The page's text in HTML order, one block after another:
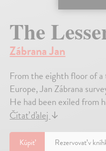
The
Zábrana Jan
From the eighth floor of
Europe, Jan Zábrana
He had been exiled from
Čítať ďalej ↓
Kúpiť Rezervovať v